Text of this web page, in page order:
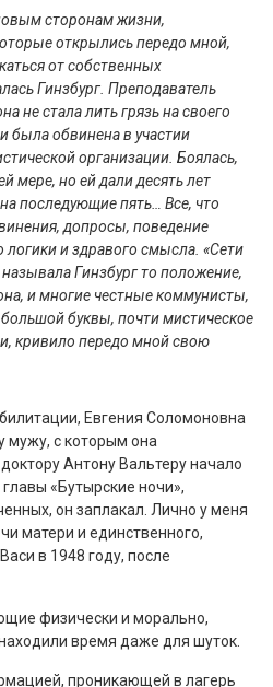
сторонам жизни,
открылись передо мной,
от собственных
Гинзбург. Преподаватель
не стала лить грязь на своего
была обвинена в участии
организации. Боялась,
мере, но ей дали десять лет
последующие пять… Все, что
допросы, поведение
и здравого смысла. «Сети
Гинзбург то положение,
и многие честные коммунисты,
буквы, почти мистическое
кривило передо мной свою
Евгения Соломоновна
мужу, с которым она
Антону Вальтеру начало
«Бутырские ночи»,
он заплакал. Лично у меня
матери и единственного,
в 1948 году, после
физически и морально,
время даже для шуток.
проникающей в лагерь